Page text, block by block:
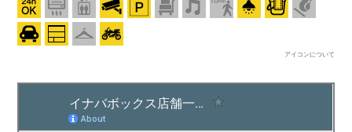
アイコンについて